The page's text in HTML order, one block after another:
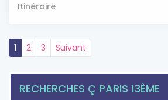
Itinéraire
1 2 3 Suivant
RECHERCHES Ç PARIS 13ÈME